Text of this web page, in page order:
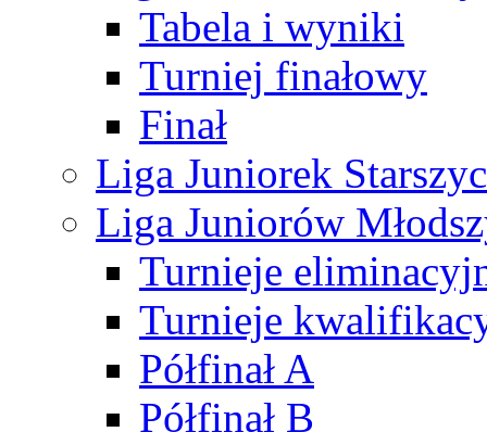
Tabela i wyniki
Turniej finałowy
Finał
Liga Juniorek
Liga Juniorów
Turnieje
Turnieje
Półfinał A
Półfinał B